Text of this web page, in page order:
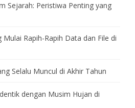
Sejarah: Peristiwa Penting yang
Mulai Rapih-Rapih Data dan File di
Selalu Muncul di Akhir Tahun
dengan Musim Hujan di